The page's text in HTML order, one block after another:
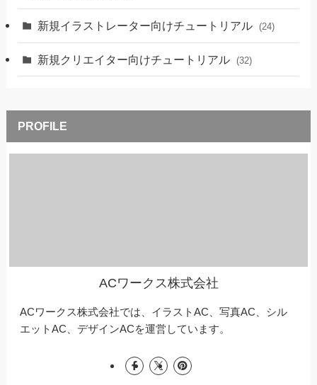
新規イラストレーター向けチュートリアル (24)
新規クリエイター向けチュートリアル (32)
ACワークス株式会社
ACワークス株式会社では、イラストAC、写真AC、シル
エットAC、デザインACを運営しています。